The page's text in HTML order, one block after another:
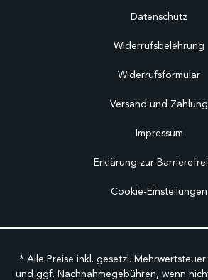
Datenschutz
Widerrufsbelehrung
Widerrufsformular
Versand und Zahlung
Impressum
Erklärung zur
Cookie-Einstellungen
* Alle Preise inkl. gesetzl. Mehrwertsteuer
und ggf. Nachnahmegebühren, wenn